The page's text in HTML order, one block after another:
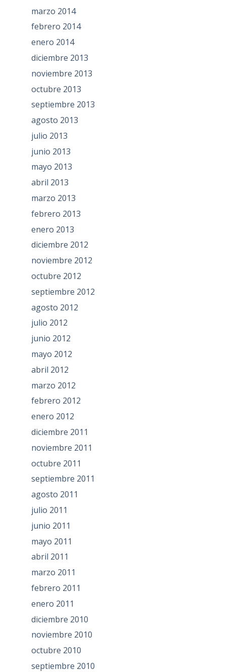
marzo 2014
febrero 2014
enero 2014
diciembre 2013
noviembre 2013
octubre 2013
septiembre 2013
agosto 2013
julio 2013
junio 2013
mayo 2013
abril 2013
marzo 2013
febrero 2013
enero 2013
diciembre 2012
noviembre 2012
octubre 2012
septiembre 2012
agosto 2012
julio 2012
junio 2012
mayo 2012
abril 2012
marzo 2012
febrero 2012
enero 2012
diciembre 2011
noviembre 2011
octubre 2011
septiembre 2011
agosto 2011
julio 2011
junio 2011
mayo 2011
abril 2011
marzo 2011
febrero 2011
enero 2011
diciembre 2010
noviembre 2010
octubre 2010
septiembre 2010